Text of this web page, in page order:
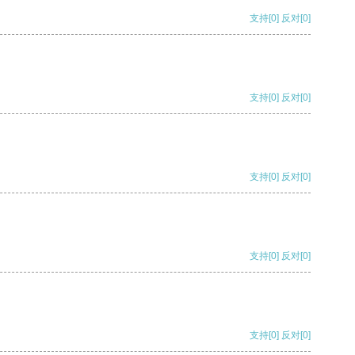
支持[0] 反对[0]
支持[0] 反对[0]
支持[0] 反对[0]
支持[0] 反对[0]
支持[0] 反对[0]